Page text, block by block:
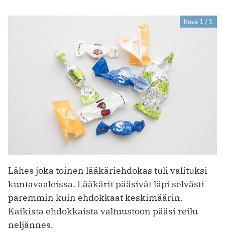
Kuva 1 / 1
Lähes joka toinen lääkäriehdokas tuli valituksi
kuntavaaleissa. Lääkärit pääsivät läpi selvästi
paremmin kuin ehdokkaat keskimäärin.
Kaikista ehdokkaista valtuustoon pääsi reilu
neljännes.